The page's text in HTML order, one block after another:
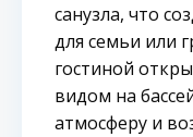
санузла, что
для семьи или
гостиной
видом на
атмосферу и